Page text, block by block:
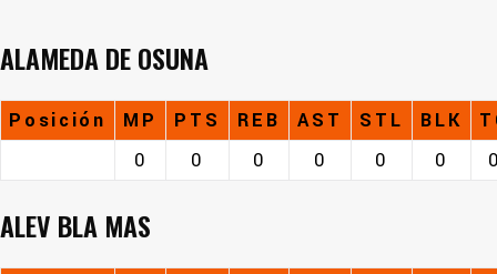
ALAMEDA DE OSUNA
Posición MP PTS REB AST STL BLK
0
0 0 0 0 0
ALEV BLA MAS